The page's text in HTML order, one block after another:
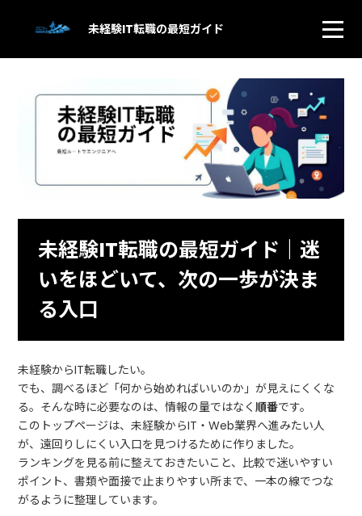
未経験IT転職の最短ガイド
未経験IT転職の最短ガイド｜迷
いをほどいて、次の一歩が決ま
る入口
未経験からIT転職したい。
でも、調べるほど「何から始めればいいのか」が見えにくくな
る。そんな時に必要なのは、情報の量ではなく順番です。
このトップページは、未経験からIT・Web業界へ進みたい人
が、遠回りしにくい入口を見つけるために作りました。
ランキングを見る前に整えておきたいこと、比較で迷いやすい
ポイント、書類や面接で止まりやすい所まで、一本の線でつな
がるように整理しています。